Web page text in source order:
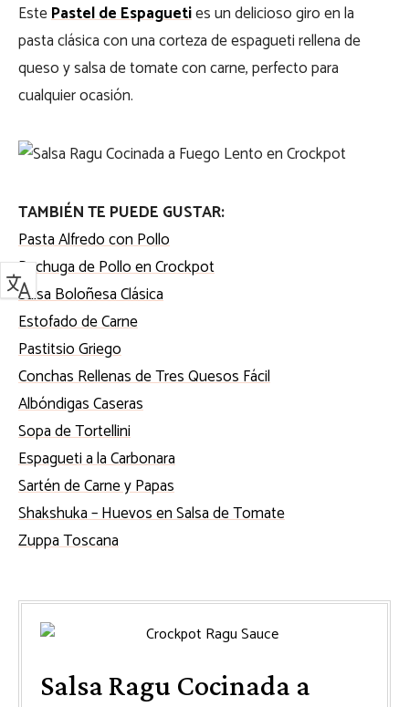
EstePastel de Espagueties un delicioso giro en la
pasta clásica con una corteza de espagueti rellena de
queso y salsa de tomate con carne, perfecto para
cualquier ocasión.
TAMBIÉN TE PUEDE GUSTAR:
Pasta Alfredo con Pollo
Pechuga de Pollo en Crockpot
Salsa Boloñesa Clásica
Estofado de Carne
Pastitsio Griego
Conchas Rellenas de Tres Quesos Fácil
Albóndigas Caseras
Sopa de Tortellini
Espagueti a la Carbonara
Sartén de Carne y Papas
Shakshuka – Huevos en Salsa de Tomate
Zuppa Toscana
Salsa Ragu Cocinada a